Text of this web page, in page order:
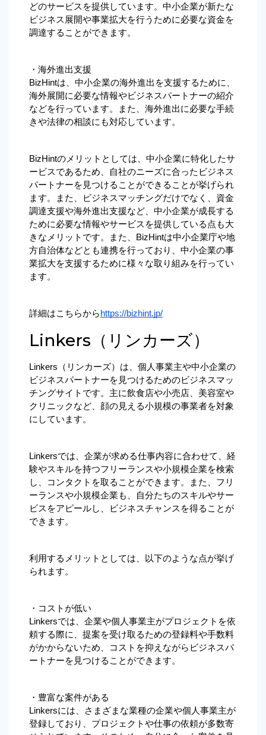
どのサービスを提供しています。中小企業が新たな
ビジネス展開や事業拡大を行うために必要な資金を
調達することができます。
・海外進出支援
BizHintは、中小企業の海外進出を支援するために、
海外展開に必要な情報やビジネスパートナーの紹介
などを行っています。また、海外進出に必要な手続
きや法律の相談にも対応しています。
BizHintのメリットとしては、中小企業に特化したサ
ービスであるため、自社のニーズに合ったビジネス
パートナーを見つけることができることが挙げられ
ます。また、ビジネスマッチングだけでなく、資金
調達支援や海外進出支援など、中小企業が成長する
ために必要な情報やサービスを提供している点も大
きなメリットです。また、BizHintは中小企業庁や地
方自治体などとも連携を行っており、中小企業の事
業拡大を支援するために様々な取り組みを行ってい
ます。
詳細はこちらから https://bizhint.jp/
Linkers（リンカーズ）
Linkers（リンカーズ）は、個人事業主や中小企業の
ビジネスパートナーを見つけるためのビジネスマッ
チングサイトです。主に飲食店や小売店、美容室や
クリニックなど、顔の見える小規模の事業者を対象
にしています。
Linkersでは、企業が求める仕事内容に合わせて、経
験やスキルを持つフリーランスや小規模企業を検索
し、コンタクトを取ることができます。また、フリ
ーランスや小規模企業も、自分たちのスキルやサー
ビスをアピールし、ビジネスチャンスを得ることが
できます。
利用するメリットとしては、以下のような点が挙げ
られます。
・コストが低い
Linkersでは、企業や個人事業主がプロジェクトを依
頼する際に、提案を受け取るための登録料や手数料
がかからないため、コストを抑えながらビジネスパ
ートナーを見つけることができます。
・豊富な案件がある
Linkersには、さまざまな業種の企業や個人事業主が
登録しており、プロジェクトや仕事の依頼が多数寄